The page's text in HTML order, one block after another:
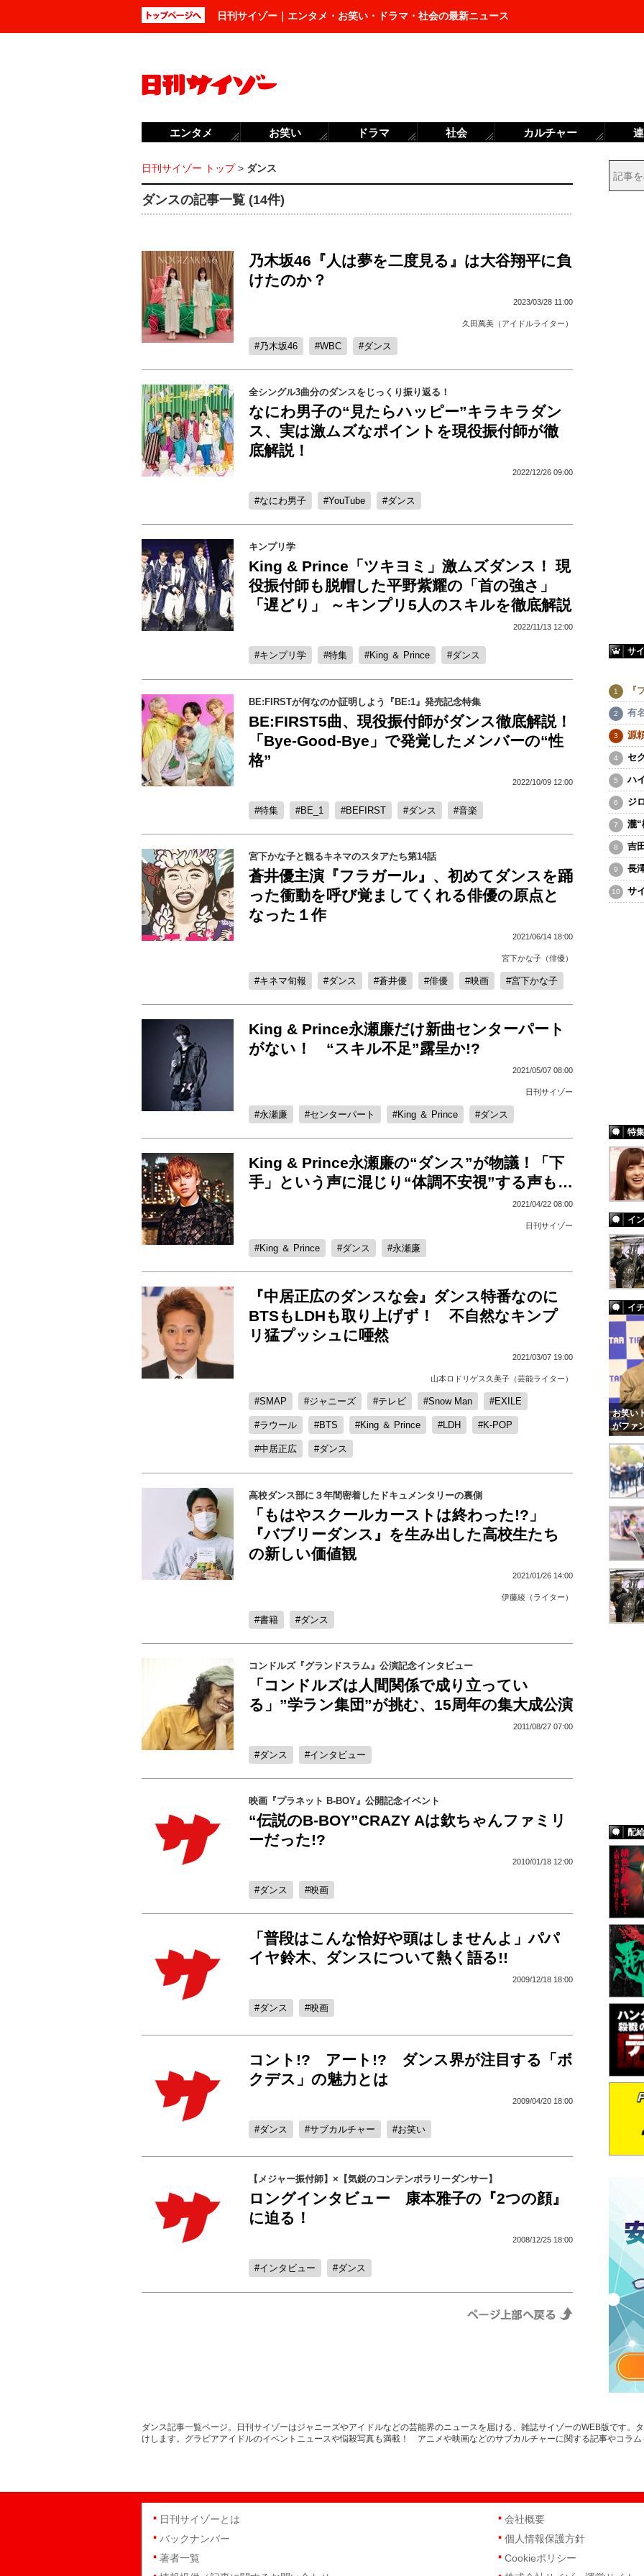
日刊サイゾー｜エンタメ・お笑い・ドラマ・社会の最新ニュース
日刊サイゾー トップ> ダンス
ダンスの記事一覧 (14件)
乃木坂46『人は夢を二度見る』は大谷翔平に負
けたのか？
2023/03/28 11:00
久田萬美（アイドルライター）
乃木坂46 WBC ダンス
全シングル3曲分のダンスをじっくり振り返る！
なにわ男子の“見たらハッピー”キラキラダン
ス、実は激ムズなポイントを現役振付師が徹
底解説！
2022/12/26 09:00
なにわ男子 YouTube ダンス
キンプリ学
King & Prince「ツキヨミ」激ムズダンス！ 現
役振付師も脱帽した平野紫耀の「首の強さ」
「遅どり」 ～キンプリ5人のスキルを徹底解説
2022/11/13 12:00
キンプリ学 特集 King ＆ Prince ダンス
BE:FIRSTが何なのか証明しよう『BE:1』発売記念特集
BE:FIRST5曲、現役振付師がダンス徹底解説！
「Bye-Good-Bye」で発覚したメンバーの“性
格”
2022/10/09 12:00
特集 BE_1 BEFIRST ダンス 音楽
宮下かな子と観るキネマのスタアたち第14話
蒼井優主演『フラガール』、初めてダンスを踊
った衝動を呼び覚ましてくれる俳優の原点と
なった１作
2021/06/14 18:00
宮下かな子（俳優）
キネマ旬報 ダンス 蒼井優 俳優 映画 宮下かな子
King & Prince永瀬廉だけ新曲センターパート
がない！ “スキル不足”露呈か!?
2021/05/07 08:00
日刊サイゾー
永瀬廉 センターパート King ＆ Prince ダンス
King & Prince永瀬廉の“ダンス”が物議！「下
手」という声に混じり“体調不安視”する声も…
2021/04/22 08:00
日刊サイゾー
King ＆ Prince ダンス 永瀬廉
『中居正広のダンスな会』ダンス特番なのに
BTSもLDHも取り上げず！ 不自然なキンプ
リ猛プッシュに唖然
2021/03/07 19:00
山本ロドリゲス久美子（芸能ライター）
SMAP ジャニーズ テレビ Snow Man EXILE
ラウール BTS King ＆ Prince LDH K-POP
中居正広 ダンス
高校ダンス部に３年間密着したドキュメンタリーの裏側
「もはやスクールカーストは終わった!?」
『バブリーダンス』を生み出した高校生たち
の新しい価値観
2021/01/26 14:00
伊藤綾（ライター）
書籍 ダンス
コンドルズ『グランドスラム』公演記念インタビュー
「コンドルズは人間関係で成り立ってい
る」”学ラン集団”が挑む、15周年の集大成公演
2011/08/27 07:00
ダンス インタビュー
映画『プラネット B-BOY』公開記念イベント
“伝説のB-BOY”CRAZY Aは欽ちゃんファミリ
ーだった!?
2010/01/18 12:00
ダンス 映画
「普段はこんな恰好や頭はしませんよ」パパ
イヤ鈴木、ダンスについて熱く語る!!
2009/12/18 18:00
ダンス 映画
コント!? アート!? ダンス界が注目する「ボ
クデス」の魅力とは
2009/04/20 18:00
ダンス サブカルチャー お笑い
【メジャー振付師】×【気鋭のコンテンポラリーダンサー】
ロングインタビュー 康本雅子の『2つの顔』
に迫る！
2008/12/25 18:00
インタビュー ダンス
サ
『
有
源
セ
ハ
ジ
瀧“
吉
長
サ
特集
イ
イ
お笑い
がファ
配
ダンス記事一覧ページ。日刊サイゾーはジャニーズやアイドルなどの芸能界のニュースを届ける、雑誌サイゾーのWEB版です。
けします。グラビアアイドルのイベントニュースや悩殺写真も満載！ アニメや映画などのサブカルチャーに関する記事やコラム
エンタメ お笑い ドラマ 社会 カルチャー
日刊サイゾーとは
バックナンバー
著者一覧
会社概要
個人情報保護方針
Cookieポリシー